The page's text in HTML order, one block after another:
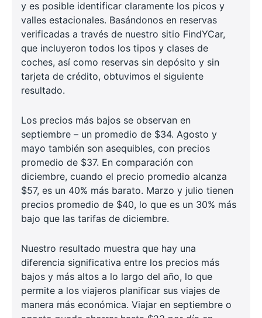
y es posible identificar claramente los picos y
valles estacionales. Basándonos en reservas
verificadas a través de nuestro sitio FindYCar,
que incluyeron todos los tipos y clases de
coches, así como reservas sin depósito y sin
tarjeta de crédito, obtuvimos el siguiente
resultado.
Los precios más bajos se observan en
septiembre – un promedio de $34. Agosto y
mayo también son asequibles, con precios
promedio de $37. En comparación con
diciembre, cuando el precio promedio alcanza
$57, es un 40% más barato. Marzo y julio tienen
precios promedio de $40, lo que es un 30% más
bajo que las tarifas de diciembre.
Nuestro resultado muestra que hay una
diferencia significativa entre los precios más
bajos y más altos a lo largo del año, lo que
permite a los viajeros planificar sus viajes de
manera más económica. Viajar en septiembre o